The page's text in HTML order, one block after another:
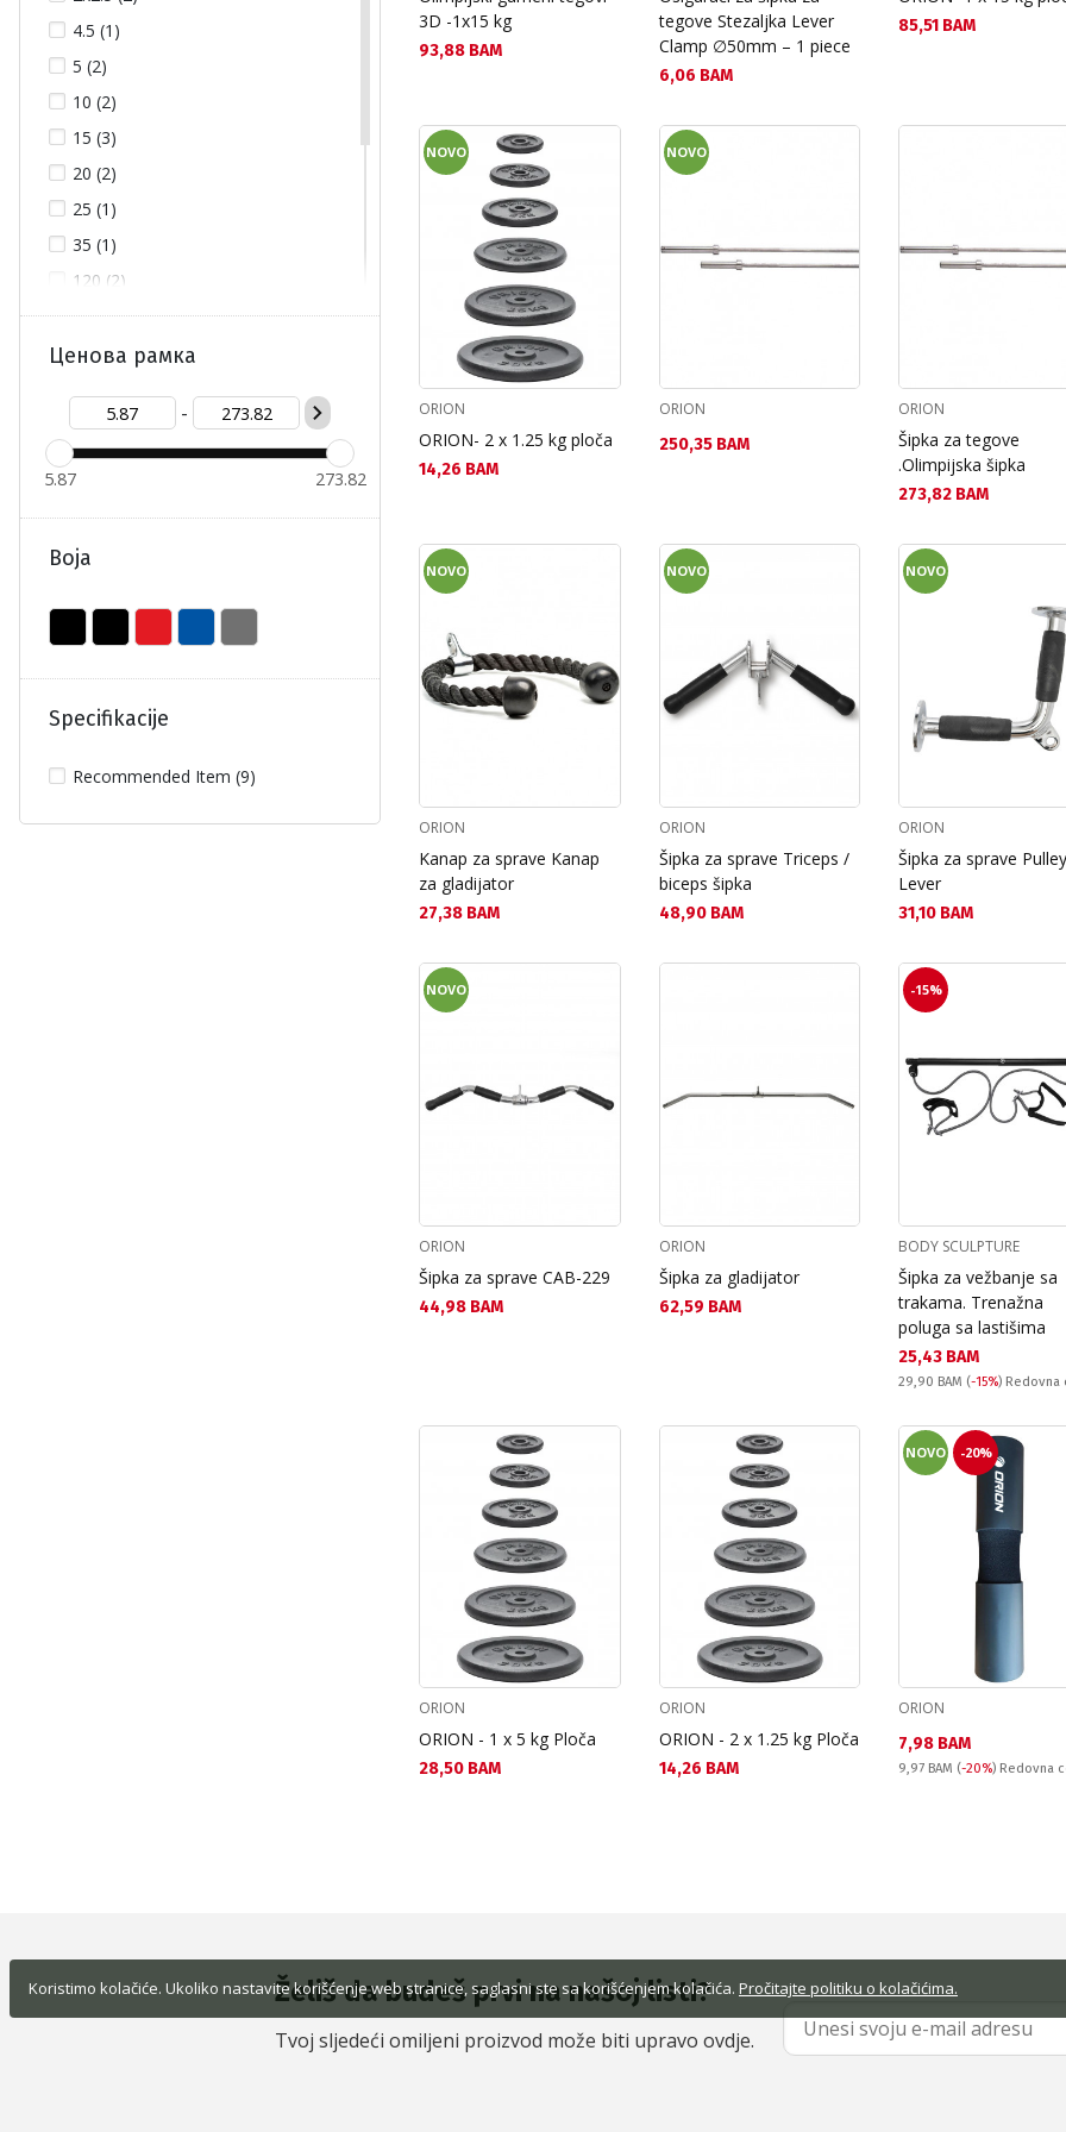
Koristimo kolačiće. Ukoliko nastavite korišćenje web stranice, saglasni ste sa korišćenjem kolačića. Pročitajte politiku o kolačićima.
4.5 (1)
5 (2)
10 (2)
15 (3)
20 (2)
25 (1)
35 (1)
120 (2)
152 (1)
183 (1)
700 (1)
1000 (1)
Ценова рамка
-
5.87 273.82
Boja
Specifikacije
Recommended Item (9)
3D -1x15 kg
Текуща цена:
93,88 BAM
tegove Stezaljka Lever
Clamp ∅50mm – 1 piece
Текуща цена:
6,06 BAM
Текуща цена:
85,51 BAM
NOVO
ORION
ORION- 2 x 1.25 kg ploča
Текуща цена:
14,26 BAM
NOVO
ORION
Текуща цена:
250,35 BAM
ORION
Šipka za tegove
.Olimpijska šipka
Текуща цена:
273,82 BAM
NOVO
ORION
Kanap za sprave Kanap
za gladijator
Текуща цена:
27,38 BAM
NOVO
ORION
Šipka za sprave Triceps /
biceps šipka
Текуща цена:
48,90 BAM
NOVO
ORION
Šipka za sprave
Lever
Текуща цена:
31,10 BAM
NOVO
ORION
Šipka za sprave CAB-229
Текуща цена:
44,98 BAM
ORION
Šipka za gladijator
Текуща цена:
62,59 BAM
-15%
BODY SCULPTURE
Šipka za vežbanje sa
trakama. Trenažna
poluga sa lastišima
Текуща цена:
25,43 BAM
Redovna cena:
29,90 BAM (-15%) Redovna
ORION
ORION - 1 x 5 kg Ploča
Текуща цена:
28,50 BAM
ORION
ORION - 2 x 1.25 kg Ploča
Текуща цена:
14,26 BAM
NOVO -20%
ORION
Текуща цена:
7,98 BAM
Redovna cena:
9,97 BAM (-20%) Redovna
Želiš da budeš prvi na našoj listi?
Tvoj sljedeći omiljeni proizvod može biti upravo ovdje.